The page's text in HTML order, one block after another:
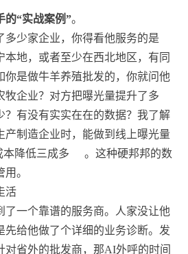
的“实战案例”。
多少家企业，你得看他服务的是
本地，或者至少在西北地区，有同
你是做牛羊养殖批发的，你就问他
牧企业？对方把曝光量提升了多
？有没有实实在在的数据？我了解
产制造企业时，能做到线上曝光量
本降低三成多
。这种硬邦邦的数
。
活
了一个靠谱的服务商。人家没让他
先给他做了个详细的业务诊断。发
对省外的批发商，那AI外呼的时间